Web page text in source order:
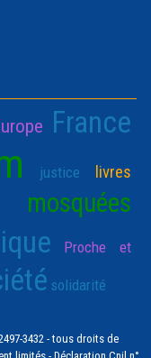
France
justice livres
mosquées
Proche et
solidarité
3432 - tous droits de